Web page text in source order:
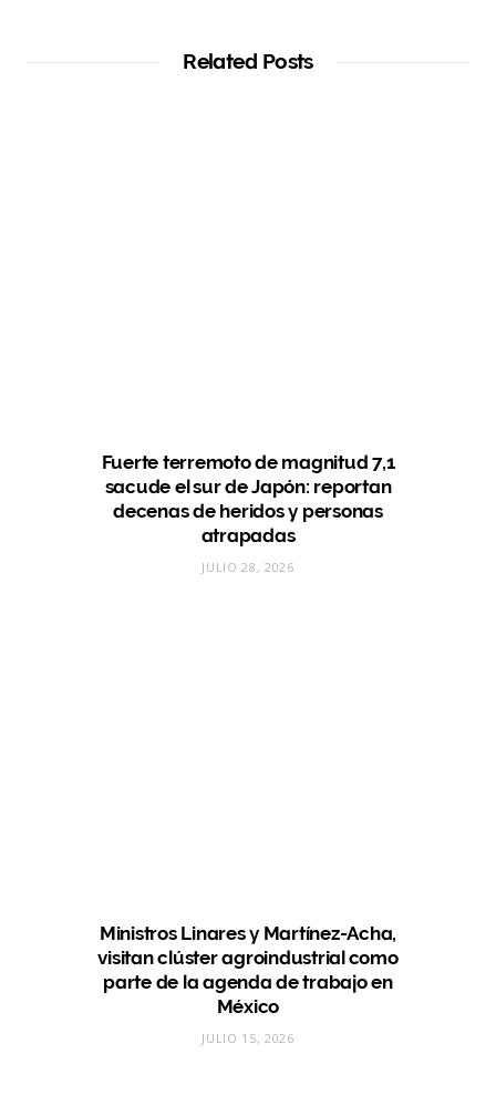
Related Posts
Fuerte terremoto de magnitud 7,1
sacude el sur de Japón: reportan
decenas de heridos y personas
atrapadas
JULIO 28, 2026
Ministros Linares y Martínez-Acha,
visitan clúster agroindustrial como
parte de la agenda de trabajo en
México
JULIO 15, 2026